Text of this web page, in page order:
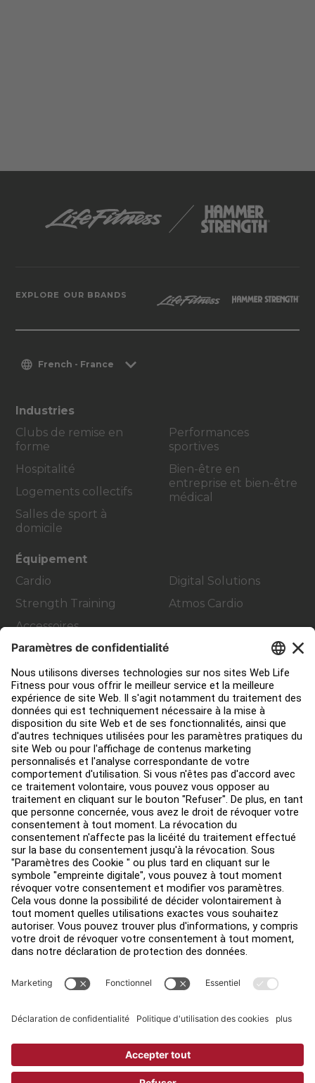
EXPLORE OUR BRANDS
French - France
Industries
Clubs de remise en
forme
Hospitalité
Logements collectifs
Salles de sport à
domicile
Performances
sportives
Bien-être en
entreprise et bien-être
médical
Équipement
Cardio
Strength Training
Accessoires
Digital Solutions
Atmos Cardio
Contact Service
Aménagement de club
Centre de services
Centre d’éducation
Environ
Trouver un distributeur
Find a Store
Légal
Accessibilité
Sign in to Facility Connect
Terms and Conditions
Copyright © 2026 Life Fitness